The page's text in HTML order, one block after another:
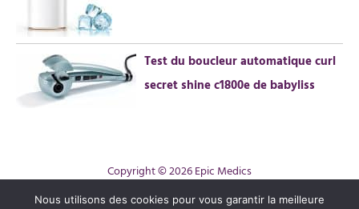
Test du boucleur automatique curl
secret shine c1800e de babyliss
Copyright © 2026 Epic Medics
Contact
Nous utilisons des cookies pour vous garantir la meilleure